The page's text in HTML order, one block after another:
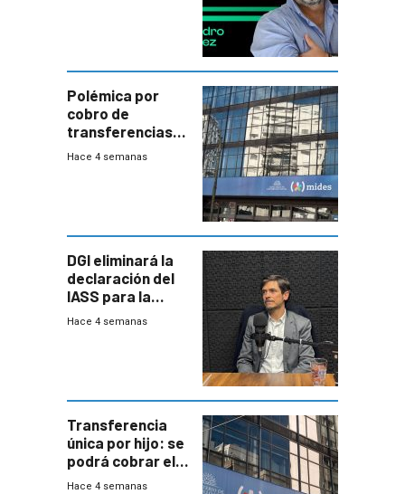
Polémica por
cobro de
transferencias
del Mides en
Hace 4 semanas
DGI eliminará la
declaración del
IASS para la
mayoría de los
Hace 4 semanas
Transferencia
única por hijo: se
podrá cobrar el
100% en efectivo
Hace 4 semanas